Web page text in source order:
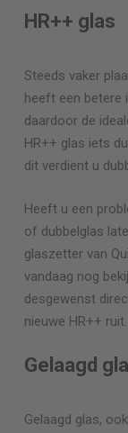
HR++ glas
Steeds vaker
heeft een betere
daardoor de
HR++ glas iets
dit verdient u
Heeft u een
of dubbelglas
glaszetter van
vandaag nog
desgewenst
nieuwe HR++ ruit.
Gelaagd
Gelaagd glas,